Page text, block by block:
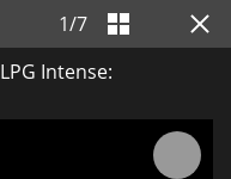
1/7
Intense: